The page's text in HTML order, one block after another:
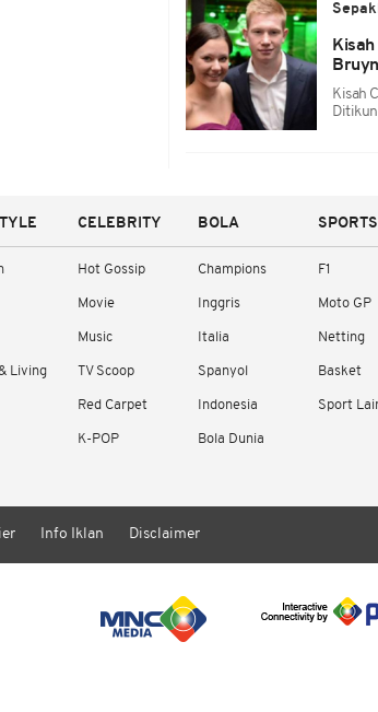
Kisah
Living
CELEBRITY
Hot Gossip
Movie
Music
TV Scoop
Red Carpet
K-POP
BOLA
Champions
Inggris
Italia
Spanyol
Indonesia
Bola Dunia
SPORTS
F1
Moto GP
Netting
Basket
Sport
Info Iklan Disclaimer